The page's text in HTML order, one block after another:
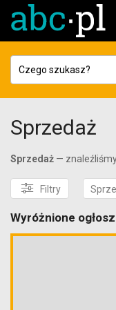
Sprzedaż
Sprzedaż —
Filtry
Wyróżnione